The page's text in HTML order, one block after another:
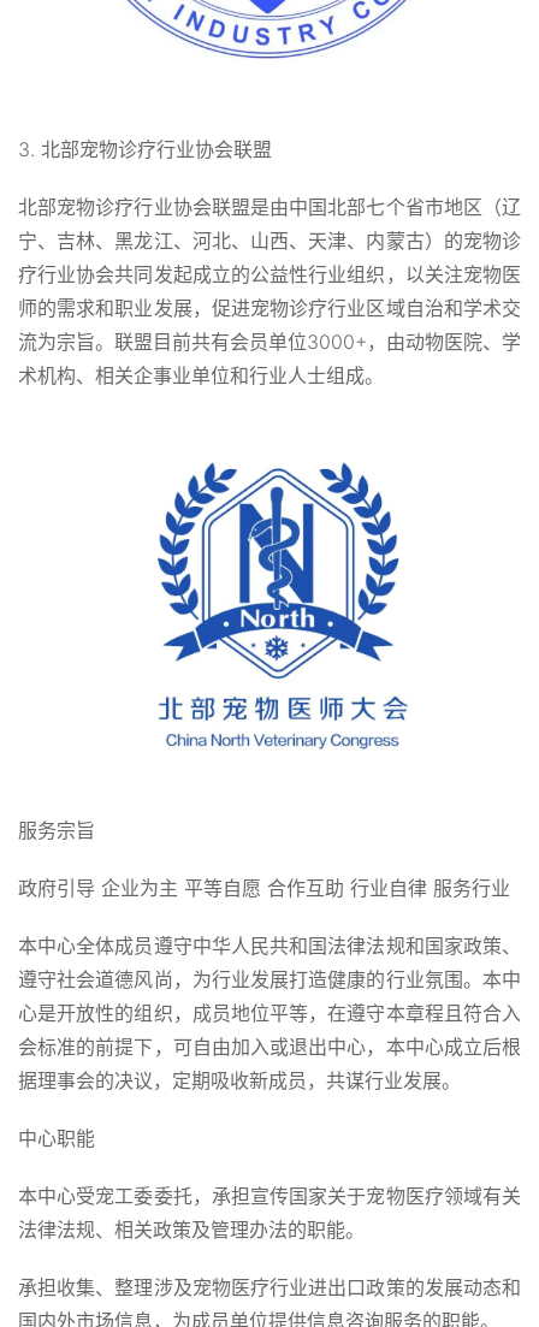
3. 北部宠物诊疗行业协会联盟
北部宠物诊疗行业协会联盟是由中国北部七个省市地区（辽
宁、吉林、黑龙江、河北、山西、天津、内蒙古）的宠物诊
疗行业协会共同发起成立的公益性行业组织，以关注宠物医
师的需求和职业发展，促进宠物诊疗行业区域自治和学术交
流为宗旨。联盟目前共有会员单位3000+，由动物医院、学
术机构、相关企事业单位和行业人士组成。
服务宗旨
政府引导 企业为主 平等自愿 合作互助 行业自律 服务行业
本中心全体成员遵守中华人民共和国法律法规和国家政策、
遵守社会道德风尚，为行业发展打造健康的行业氛围。本中
心是开放性的组织，成员地位平等，在遵守本章程且符合入
会标准的前提下，可自由加入或退出中心，本中心成立后根
据理事会的决议，定期吸收新成员，共谋行业发展。
中心职能
本中心受宠工委委托，承担宣传国家关于宠物医疗领域有关
法律法规、相关政策及管理办法的职能。
承担收集、整理涉及宠物医疗行业进出口政策的发展动态和
国内外市场信息，为成员单位提供信息咨询服务的职能。